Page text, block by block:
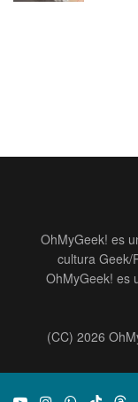
OhMyGeek! es
cultura Geek/
OhMyGeek! es
(CC) 2026